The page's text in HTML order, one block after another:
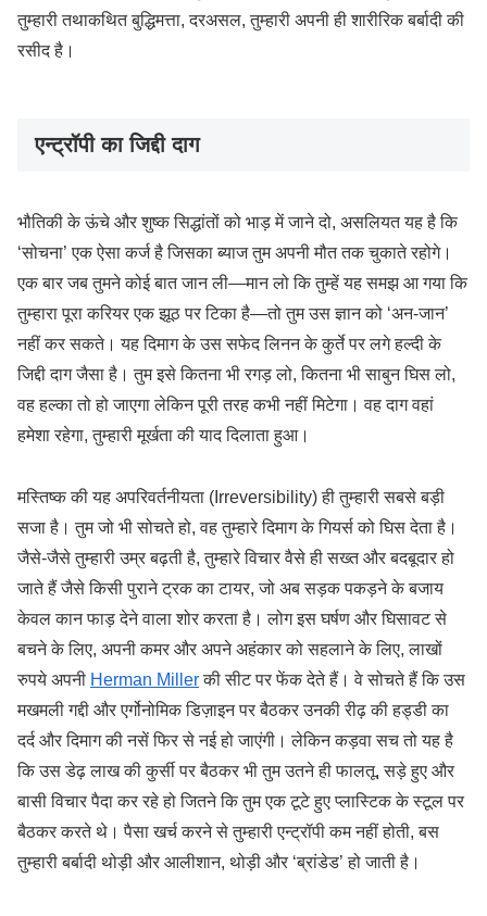
तुम्हारी तथाकथित बुद्धिमत्ता, दरअसल, तुम्हारी अपनी ही शारीरिक बर्बादी की
रसीद है।
एन्ट्रॉपी का जिद्दी दाग
भौतिकी के ऊंचे और शुष्क सिद्धांतों को भाड़ में जाने दो, असलियत यह है कि
‘सोचना’ एक ऐसा कर्ज है जिसका ब्याज तुम अपनी मौत तक चुकाते रहोगे।
एक बार जब तुमने कोई बात जान ली—मान लो कि तुम्हें यह समझ आ गया कि
तुम्हारा पूरा करियर एक झूठ पर टिका है—तो तुम उस ज्ञान को ‘अन-जान’
नहीं कर सकते। यह दिमाग के उस सफेद लिनन के कुर्ते पर लगे हल्दी के
जिद्दी दाग जैसा है। तुम इसे कितना भी रगड़ लो, कितना भी साबुन घिस लो,
वह हल्का तो हो जाएगा लेकिन पूरी तरह कभी नहीं मिटेगा। वह दाग वहां
हमेशा रहेगा, तुम्हारी मूर्खता की याद दिलाता हुआ।
मस्तिष्क की यह अपरिवर्तनीयता (Irreversibility) ही तुम्हारी सबसे बड़ी
सजा है। तुम जो भी सोचते हो, वह तुम्हारे दिमाग के गियर्स को घिस देता है।
जैसे-जैसे तुम्हारी उम्र बढ़ती है, तुम्हारे विचार वैसे ही सख्त और बदबूदार हो
जाते हैं जैसे किसी पुराने ट्रक का टायर, जो अब सड़क पकड़ने के बजाय
केवल कान फाड़ देने वाला शोर करता है। लोग इस घर्षण और घिसावट से
बचने के लिए, अपनी कमर और अपने अहंकार को सहलाने के लिए, लाखों
रुपये अपनी Herman Millerकी सीट पर फेंक देते हैं। वे सोचते हैं कि उस
मखमली गद्दी और एर्गोनोमिक डिज़ाइन पर बैठकर उनकी रीढ़ की हड्डी का
दर्द और दिमाग की नसें फिर से नई हो जाएंगी। लेकिन कड़वा सच तो यह है
कि उस डेढ़ लाख की कुर्सी पर बैठकर भी तुम उतने ही फालतू, सड़े हुए और
बासी विचार पैदा कर रहे हो जितने कि तुम एक टूटे हुए प्लास्टिक के स्टूल पर
बैठकर करते थे। पैसा खर्च करने से तुम्हारी एन्ट्रॉपी कम नहीं होती, बस
तुम्हारी बर्बादी थोड़ी और आलीशान, थोड़ी और ‘ब्रांडेड’ हो जाती है।